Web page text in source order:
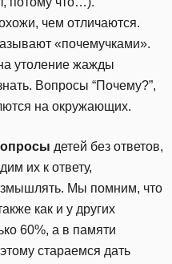
чем отличаются.
«почемучками».
утоление жажды
Вопросы “Почему?”,
на окружающих.
детей без ответов,
их к ответу,
Мы помним, что
как и у других
60%, а в памяти
стараемся дать